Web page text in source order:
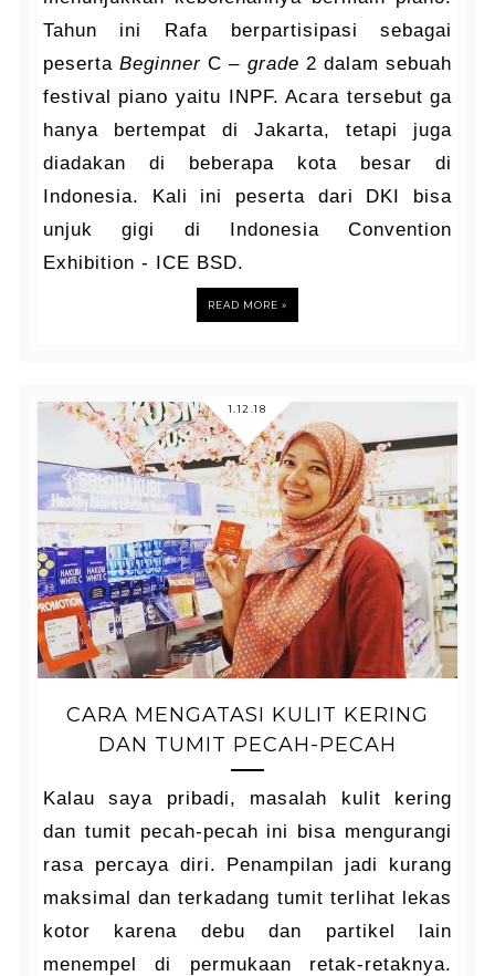
Tahun ini Rafa berpartisipasi sebagai
pesertaBeginner C – grade 2 dalam sebuah
festival piano yaitu INPF. Acara tersebut ga
hanya bertempat di Jakarta, tetapi juga
diadakan di beberapa kota besar di
Indonesia. Kali ini peserta dari DKI bisa
unjuk gigi di Indonesia Convention
Exhibition - ICE BSD.
READ MORE »
1.12.18
CARA MENGATASI KULIT KERING
DAN TUMIT PECAH-PECAH
Kalau saya pribadi, masalah kulit kering
dan tumit pecah-pecah ini bisa mengurangi
rasa percaya diri. Penampilan jadi kurang
maksimal dan terkadang tumit terlihat lekas
kotor karena debu dan partikel lain
menempel di permukaan retak-retaknya.